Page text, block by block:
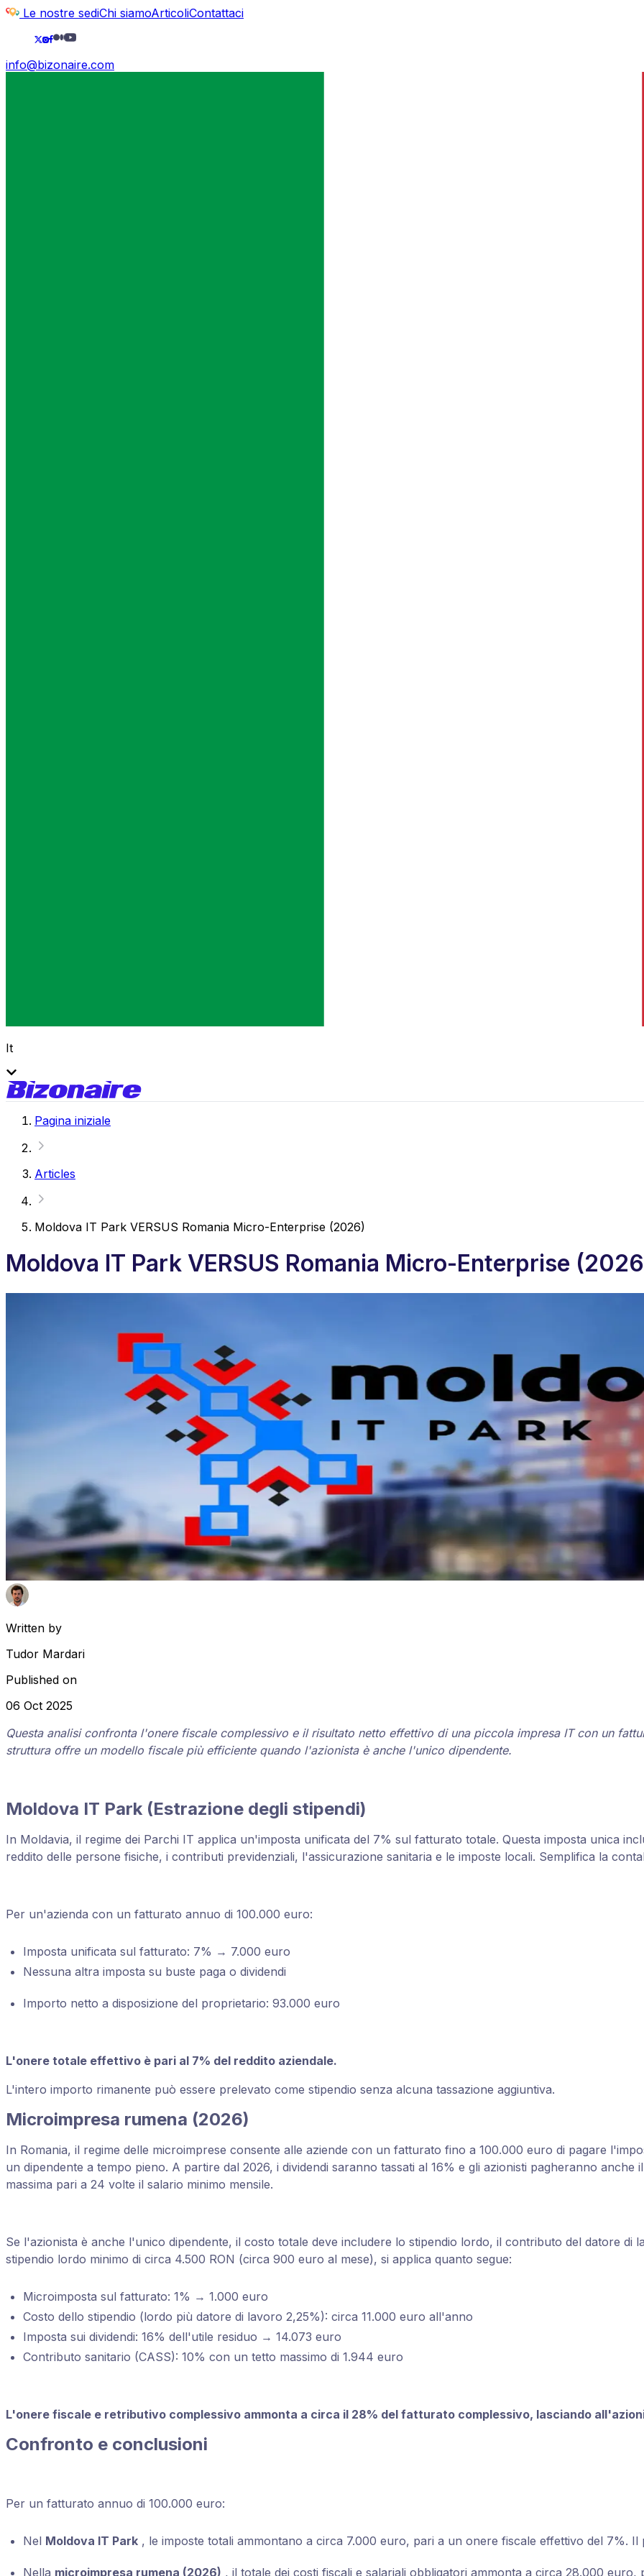
Le nostre sediChi siamoArticoliContattaci
info@bizonaire.com
It
Pagina iniziale
Articles
Moldova IT Park VERSUS Romania Micro-Enterprise (2026)
Moldova IT Park VERSUS Romania Micro-Enterprise
Written by
Tudor Mardari
Published on
06 Oct 2025
Questa analisi confronta l'onere fiscale complessivo e il risultato netto effettivo di una piccola impresa IT con un
struttura offre un modello fiscale più efficiente quando l'azionista è anche l'unico dipendente.
Moldova IT Park (Estrazione degli stipendi)
In Moldavia, il regime dei Parchi IT applica un'imposta unificata del 7% sul fatturato totale. Questa imposta unica
reddito delle persone fisiche, i contributi previdenziali, l'assicurazione sanitaria e le imposte locali. Semplifica la
Per un'azienda con un fatturato annuo di 100.000 euro:
Imposta unificata sul fatturato: 7% → 7.000 euro
Nessuna altra imposta su buste paga o dividendi
Importo netto a disposizione del proprietario: 93.000 euro
L'onere totale effettivo è pari al 7% del reddito aziendale.
L'intero importo rimanente può essere prelevato come stipendio senza alcuna tassazione aggiuntiva.
Microimpresa rumena (2026)
In Romania, il regime delle microimprese consente alle aziende con un fatturato fino a 100.000 euro di pagare
un dipendente a tempo pieno. A partire dal 2026, i dividendi saranno tassati al 16% e gli azionisti pagheranno
massima pari a 24 volte il salario minimo mensile.
Se l'azionista è anche l'unico dipendente, il costo totale deve includere lo stipendio lordo, il contributo del datore di
stipendio lordo minimo di circa 4.500 RON (circa 900 euro al mese), si applica quanto segue:
Microimposta sul fatturato: 1% → 1.000 euro
Costo dello stipendio (lordo più datore di lavoro 2,25%): circa 11.000 euro all'anno
Imposta sui dividendi: 16% dell'utile residuo → 14.073 euro
Contributo sanitario (CASS): 10% con un tetto massimo di 1.944 euro
L'onere fiscale e retributivo complessivo ammonta a circa il 28% del fatturato complessivo, lasciando
Confronto e conclusioni
Per un fatturato annuo di 100.000 euro:
Nel Moldova IT Park , le imposte totali ammontano a circa 7.000 euro, pari a un onere fiscale effettivo del 7%.
Nella microimpresa rumena (2026) , il totale dei costi fiscali e salariali obbligatori ammonta a circa 28.000